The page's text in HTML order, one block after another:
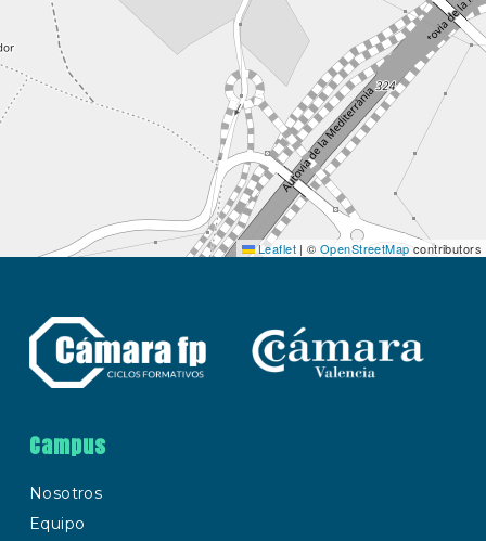
Leaflet | ©OpenStreetMap contributors
Campus
Nosotros
Equipo